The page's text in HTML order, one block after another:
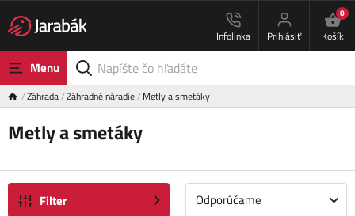
Infolinka Prihlásiť
0
Košík
Menu
Záhrada Záhradné náradie Metly a smetáky
Metly a smetáky
Filter Odporúčame